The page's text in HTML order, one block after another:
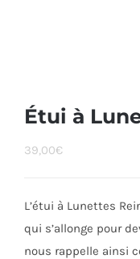
Étui à
39,00€
L’étui à Lunettes
qui s’allonge pour
nous rappelle ainsi